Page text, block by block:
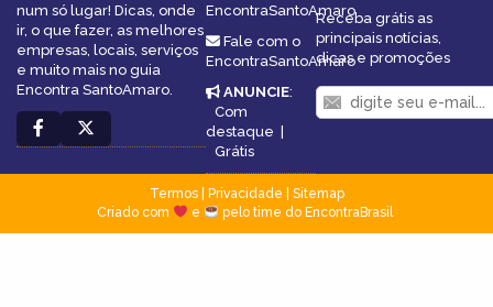
num só lugar! Dicas, onde
ir, o que fazer, as melhores
empresas, locais, serviços
e muito mais no guia
Encontra SantoAmaro.
EncontraSantoAmaro
Fale com o
EncontraSantoAmaro
ANUNCIE:
Com
destaque |
Grátis
Receba grátis as
principais notícias,
dicas e promoções
Termos| Privacidade
Sitemap
Criado com
e pelo time do EncontraBrasil